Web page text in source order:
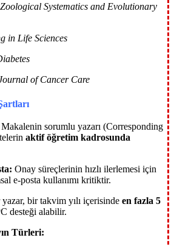
Systematics and Evolutionary
in Life Sciences
of Cancer Care
Makalenin sorumlu yazarı (Corresponding
aktif öğretim kadrosunda
Onay süreçlerinin hızlı ilerlemesi için
e-posta kullanımı kritiktir.
bir takvim yılı içerisinde en fazla 5
desteği alabilir.
Türleri: